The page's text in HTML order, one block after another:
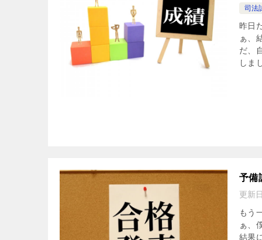
司法
昨日
ぁ、
だ、
しま
予備
更新
もう
ぁ、
結果